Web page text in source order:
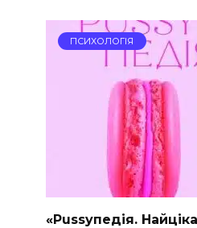
ПСИХОЛОГІЯ
«Pussyпедія.